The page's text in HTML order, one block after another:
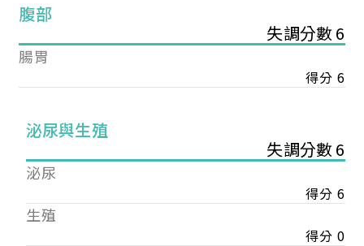
腹部
失調分數 6
腸胃
得分 6
泌尿與生殖
失調分數 6
泌尿
得分 6
生殖
得分 0